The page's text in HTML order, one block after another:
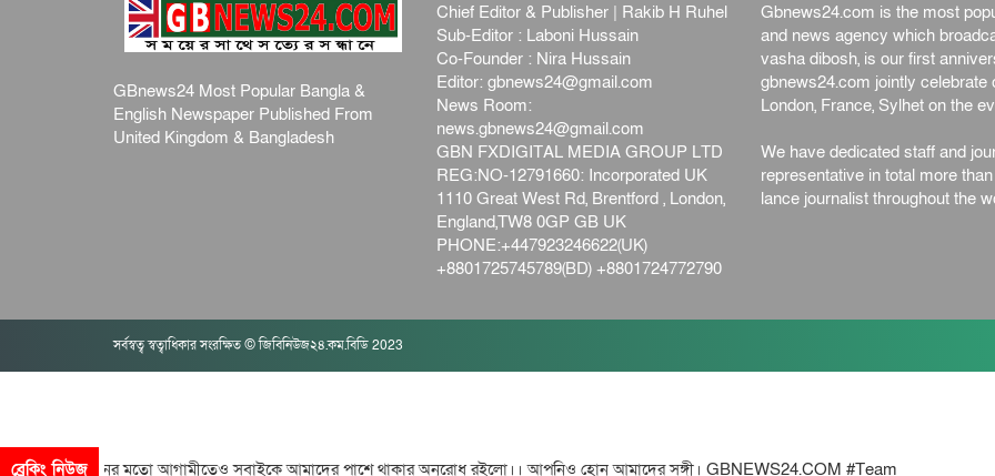
GBnews24 Most Popular Bangla &
English Newspaper Published From
United Kingdom & Bangladesh
Chief Editor & Publisher | Rakib H Ruhel
Sub-Editor : Laboni Hussain
Co-Founder : Nira Hussain
Editor:gbnews24@gmail.com
News Room:
news.gbnews24@gmail.com
GBN FXDIGITAL MEDIA GROUP LTD
REG:NO-12791660: Incorporated UK
1110 Great West Rd, Brentford , London,
England,TW8 0GP GB UK
PHONE:+447923246622(UK)
+8801725745789(BD) +8801724772790
Gbnews24.com is the most
and news agency which
vasha dibosh, is our first
gbnews24.com jointly
London, France, Sylhet on the
We have dedicated staff and
representative in total more
lance journalist throughout the
সর্বস্বত্ব স্বত্বাধিকার সংরক্ষিত © জিবিনিউজ২৪.কম.বিডি 2023
ব্রেকিং নিউজদিনের মতো আগামীতেও সবাইকে আমাদের পাশে থাকার অনুরোধ রইলো।। আপনিও হোন আমাদের সঙ্গী। GBNEWS24.COM #Team